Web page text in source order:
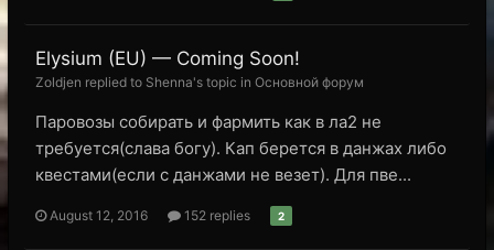
Elysium (EU) — Coming Soon!
Zoldjen replied to Shenna's topic in Основной форум
Паровозы собирать и фармить как в ла2 не
требуется(слава богу). Кап берется в данжах либо
квестами(если с данжами не везет). Для пве...
August 12, 2016 152 replies 2